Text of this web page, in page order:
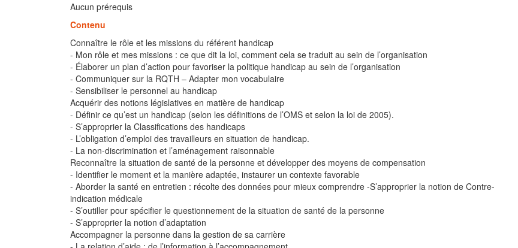
Aucun prérequis
Contenu
Connaître le rôle et les missions du référent handicap
- Mon rôle et mes missions : ce que dit la loi, comment cela se traduit au sein de l’organisation
- Élaborer un plan d’action pour favoriser la politique handicap au sein de l’organisation
- Communiquer sur la RQTH – Adapter mon vocabulaire
- Sensibiliser le personnel au handicap
Acquérir des notions législatives en matière de handicap
- Définir ce qu’est un handicap (selon les définitions de l’OMS et selon la loi de 2005).
- S’approprier la Classifications des handicaps
- L’obligation d’emploi des travailleurs en situation de handicap.
- La non-discrimination et l’aménagement raisonnable
Reconnaître la situation de santé de la personne et développer des moyens de compensation
- Identifier le moment et la manière adaptée, instaurer un contexte favorable
- Aborder la santé en entretien : récolte des données pour mieux comprendre -S’approprier la notion de Contre-
indication médicale
- S’outiller pour spécifier le questionnement de la situation de santé de la personne
- S’approprier la notion d’adaptation
Accompagner la personne dans la gestion de sa carrière